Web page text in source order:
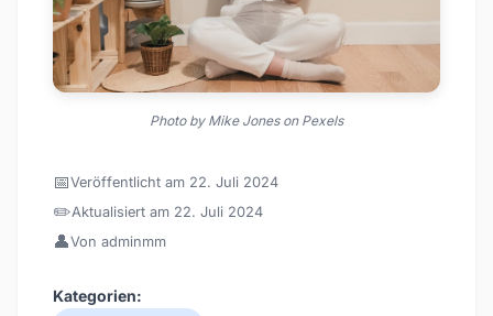
Photo by Mike Jones on Pexels
📅Veröffentlicht am 22. Juli 2024
✏️Aktualisiert am 22. Juli 2024
👤Von adminmm
Kategorien: